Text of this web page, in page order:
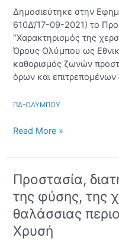
Δημοσιεύτηκε στην
610Δ’/17-09-2021) το
“Χαρακτηρισμός της
Όρους Ολύμπου ως
καθορισμός ζωνών
όρων και επιτρεπομένων
ΠΔ-ΟΛΥΜΠΟΥ
Πάρκου,
οριοθέτηση
και
καθορισμός
ζωνών
προστασίας
αυτού,
γης,
και
Read More »
Προστασία,
της φύσης, της
θαλάσσιας
Χρυσή
Προστασία,
διατήρηση
και
διαχείριση
της